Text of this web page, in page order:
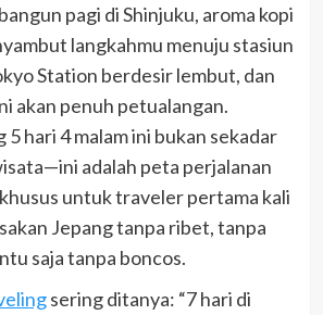
pagi di Shinjuku, aroma kopi
langkahmu menuju stasiun
Station berdesir lembut, dan
akan penuh petualangan.
hari 4 malam ini bukan sekadar
adalah peta perjalanan
untuk traveler pertama kali
Jepang tanpa ribet, tanpa
saja tanpa boncos.
sering ditanya: “7 hari di